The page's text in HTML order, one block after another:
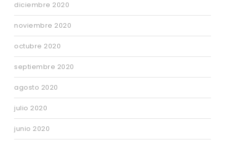
diciembre 2020
noviembre 2020
octubre 2020
septiembre 2020
agosto 2020
julio 2020
junio 2020